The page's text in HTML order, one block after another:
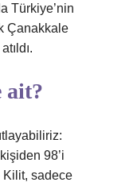
Türkiye’nin
Çanakkale
ait?
98’i
Kilit, sadece